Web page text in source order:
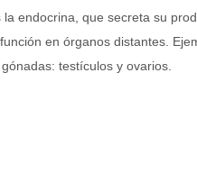
endocrina, que secreta su
en órganos distantes.
testículos y ovarios.